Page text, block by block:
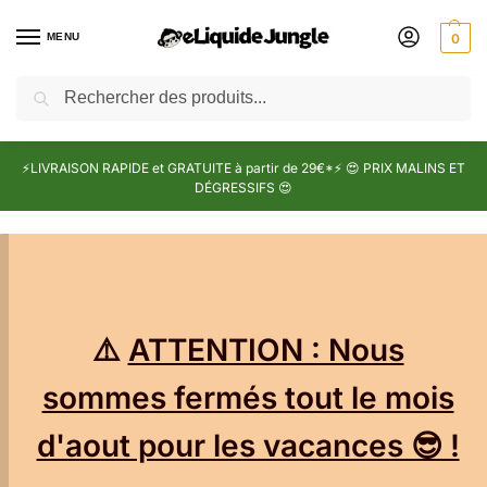
MENU 0
⚡LIVRAISON RAPIDE et GRATUITE à partir de 29€*⚡ 😍 PRIX MALINS ET
DÉGRESSIFS 😍
⚠️ ATTENTION : Nous
sommes fermés tout le mois
d'aout pour les vacances 😎 !